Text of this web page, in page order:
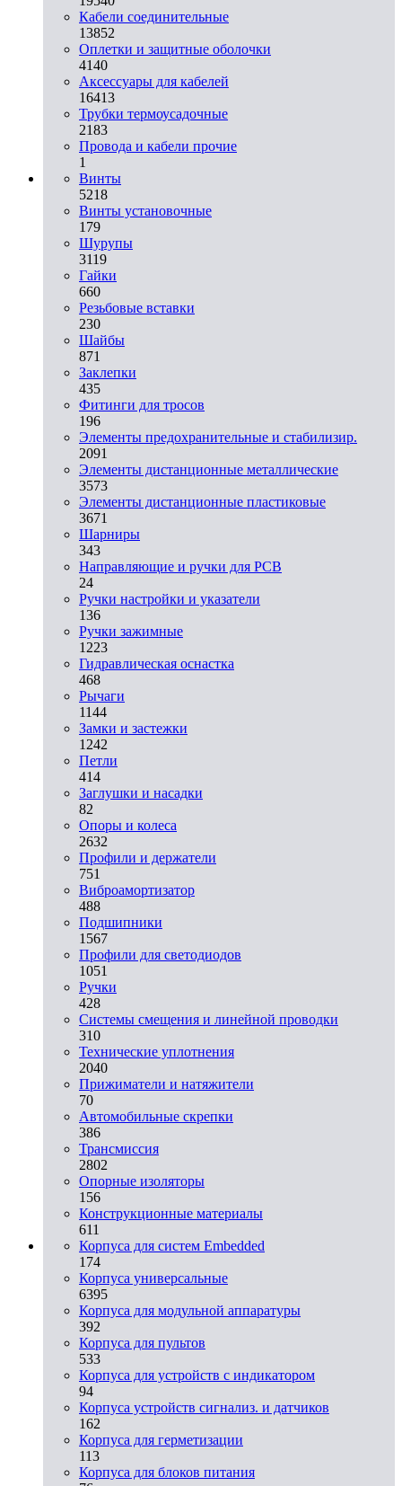
Кабели соединительные
13852
Оплетки и защитные оболочки
4140
Аксессуары для кабелей
16413
Трубки термоусадочные
2183
Провода и кабели прочие
1
Винты
5218
Винты установочные
179
Шурупы
3119
Гайки
660
Резьбовые вставки
230
Шайбы
871
Заклепки
435
Фитинги для тросов
196
Элементы предохранительные и стабилизир.
2091
Элементы дистанционные металлические
3573
Элементы дистанционные пластиковые
3671
Шарниры
343
Направляющие и ручки для PCB
24
Ручки настройки и указатели
136
Ручки зажимные
1223
Гидравлическая оснастка
468
Рычаги
1144
Замки и застежки
1242
Петли
414
Заглушки и насадки
82
Опоры и колеса
2632
Профили и держатели
751
Виброамортизатор
488
Подшипники
1567
Профили для светодиодов
1051
Ручки
428
Системы смещения и линейной проводки
310
Технические уплотнения
2040
Прижиматели и натяжители
70
Автомобильные скрепки
386
Трансмиссия
2802
Опорные изоляторы
156
Конструкционные материалы
611
Корпуса для систем Embedded
174
Корпуса универсальные
6395
Корпуса для модульной аппаратуры
392
Корпуса для пультов
533
Корпуса для устройств с индикатором
94
Корпуса устройств сигнализ. и датчиков
162
Корпуса для герметизации
113
Корпуса для блоков питания